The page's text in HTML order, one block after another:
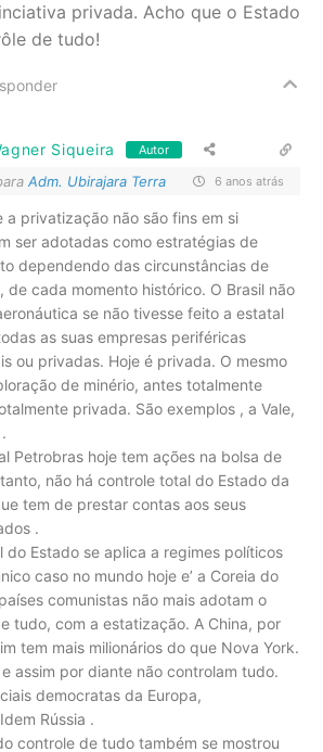
privada. Acho que o Estado
de tudo!
Siqueira Autor
Adm. Ubirajara Terra 6 anos atrás
a privatização não são fins em si
ser adotadas como estratégias de
dependendo das circunstâncias de
de cada momento histórico. O Brasil não
se não tivesse feito a estatal
as suas empresas periféricas
ou privadas. Hoje é privada. O mesmo
de minério, antes totalmente
privada. São exemplos , a Vale,
Petrobras hoje tem ações na bolsa de
não há controle total do Estado da
tem de prestar contas aos seus
.
do Estado se aplica a regimes políticos
caso no mundo hoje e’ a Coreia do
comunistas não mais adotam o
tudo, com a estatização. A China, por
tem mais milionários do que Nova York.
assim por diante não controlam tudo.
democratas da Europa,
Rússia .
controle de tudo também se mostrou